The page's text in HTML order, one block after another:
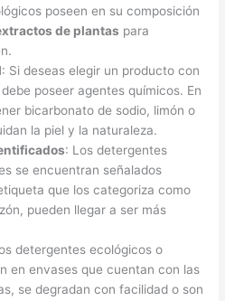
poseen en su composición
de plantas para
: Si deseas elegir un producto con
poseer agentes químicos. En
bicarbonato de sodio, limón o
la piel y la naturaleza.
: Los detergentes
se encuentran señalados
que los categoriza como
pueden llegar a ser más
detergentes ecológicos o
en envases que cuentan con las
se degradan con facilidad o son